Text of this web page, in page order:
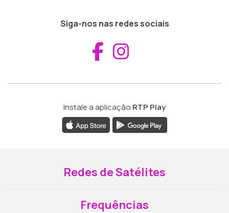
Siga-nos nas redes sociais
Aceder ao
Instale a aplicação RTP Play
Redes de Satélites
Frequências